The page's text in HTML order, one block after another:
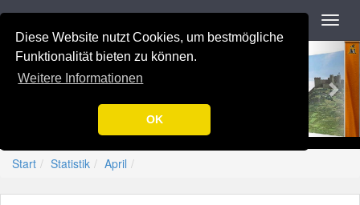
Diese Website nutzt Cookies, um bestmögliche
Funktionalität bieten zu können.
Weitere Informationen
OK
Navigation
Previous-=[Nation-7.de]=-
Start Statistik April